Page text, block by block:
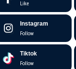
Like
Instagram
Follow
Tiktok
Follow